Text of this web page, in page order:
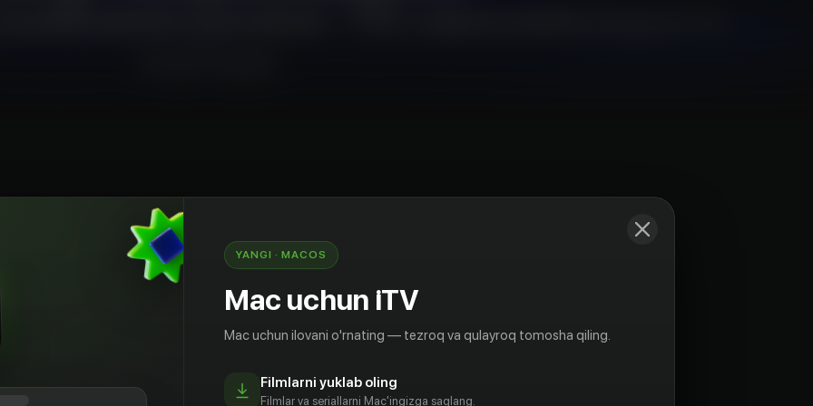
Президенти Шавкат Мирзиёевнинг БМТ
75-сессиясидаги нутқи. Выступление
Мирзиёева на 75-й сессии Генеральной
YANGI · MACOS
Mac uchun iTV
Mac uchun ilovani o'rnating — tezroq va qulayroq tomosha qiling.
Filmlarni yuklab oling
Filmlar va seriallarni Mac'ingizga saqlang.